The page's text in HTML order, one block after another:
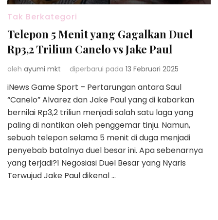
Tak Berkategori
Telepon 5 Menit yang Gagalkan Duel
Rp3,2 Triliun Canelo vs Jake Paul
oleh ayumi mkt diperbarui pada 13 Februari 2025
iNews Game Sport – Pertarungan antara Saul
“Canelo” Alvarez dan Jake Paul yang di kabarkan
bernilai Rp3,2 triliun menjadi salah satu laga yang
paling di nantikan oleh penggemar tinju. Namun,
sebuah telepon selama 5 menit di duga menjadi
penyebab batalnya duel besar ini. Apa sebenarnya
yang terjadi?1 Negosiasi Duel Besar yang Nyaris
Terwujud Jake Paul dikenal …